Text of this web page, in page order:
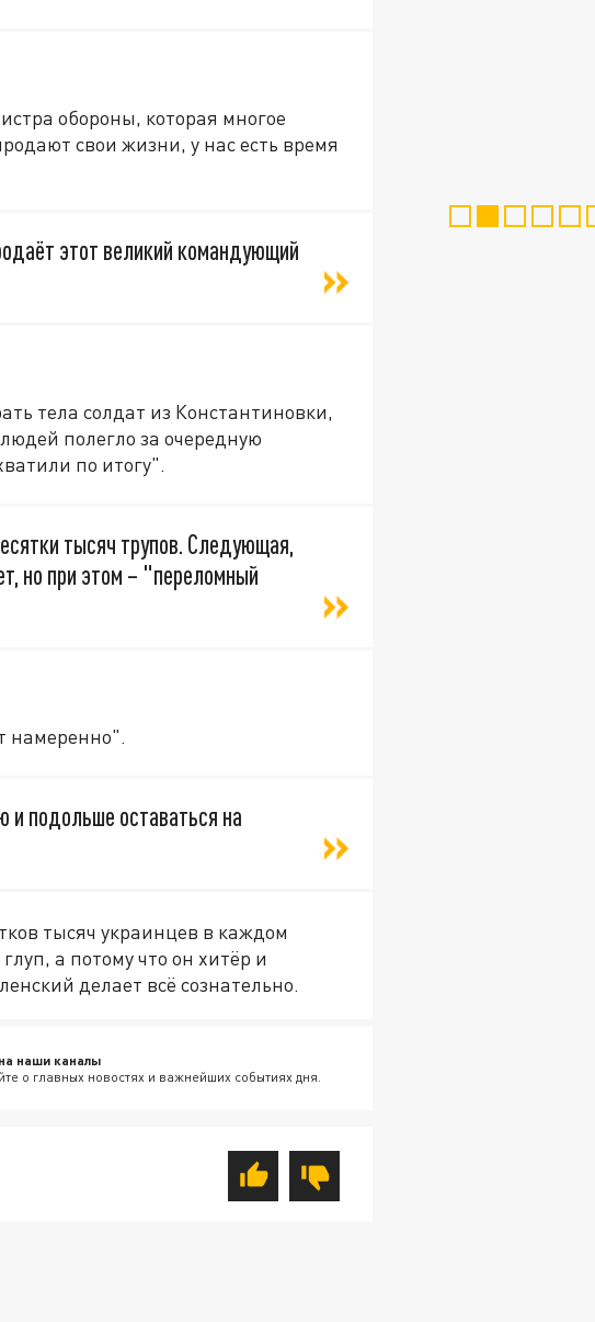
обороны, которая многое
свои жизни, у нас есть время
этот великий командующий
тела солдат из Константиновки,
полегло за очередную
по итогу".
тысяч трупов. Следующая,
но при этом – "переломный
намеренно".
и подольше оставаться на
тысяч украинцев в каждом
а потому что он хитёр и
делает всё сознательно.
наши каналы
о главных новостях и важнейших событиях дня.